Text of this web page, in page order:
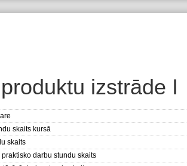
izstrāde I
skaits kursā
skaits
darbu stundu skaits